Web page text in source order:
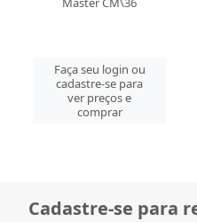
Faça seu login ou
cadastre-se para
ver preços e
comprar
Cadastre-se para